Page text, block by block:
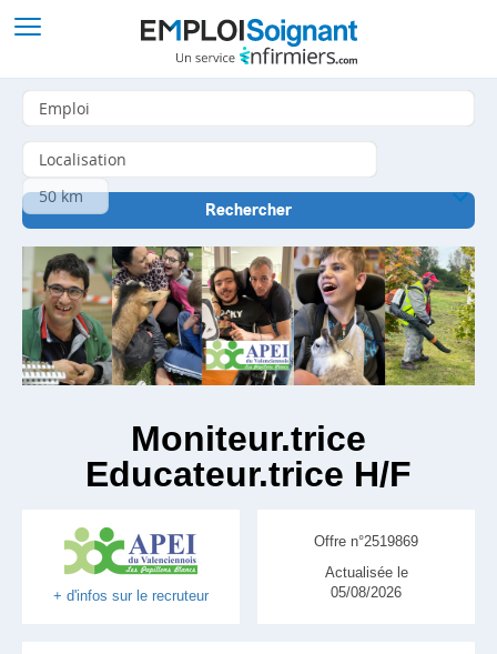
Moniteur.trice
Educateur.trice H/F
+ d'infos sur le recruteur
Offre n°2519869
Actualisée le
05/08/2026